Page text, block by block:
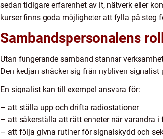
sedan tidigare erfarenhet av it, nätverk eller
kurser finns goda möjligheter att fylla på steg
Sambandspersonalens
Utan fungerande samband stannar
Den kedjan sträcker sig från nybliven
En signalist kan till exempel ansvara för:
– att ställa upp och drifta radiostationer
– att säkerställa att rätt enheter når varandra i
– att följa givna rutiner för signalskydd och